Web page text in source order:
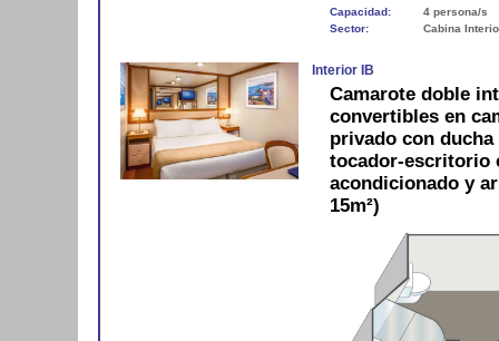
Capacidad:
4 persona/s
Sector:
Cabina
Interior IB
Camarote doble
convertibles en
privado con
tocador-escritorio
acondicionado y
15m²)